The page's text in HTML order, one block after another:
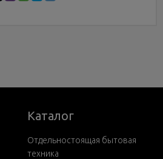
Каталог
Отдельностоящая бытовая
техника